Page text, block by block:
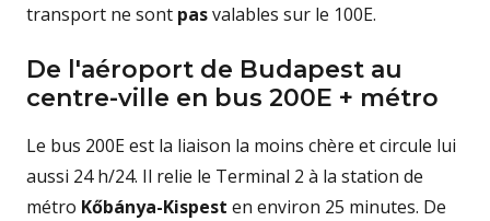
transport ne sont pasvalables sur le 100E.
De l'aéroport de Budapest au
centre-ville en bus 200E + métro
Le bus 200E est la liaison la moins chère et circule lui
aussi 24 h/24. Il relie le Terminal 2 à la station de
métro Kőbánya-Kispest en environ 25 minutes. De